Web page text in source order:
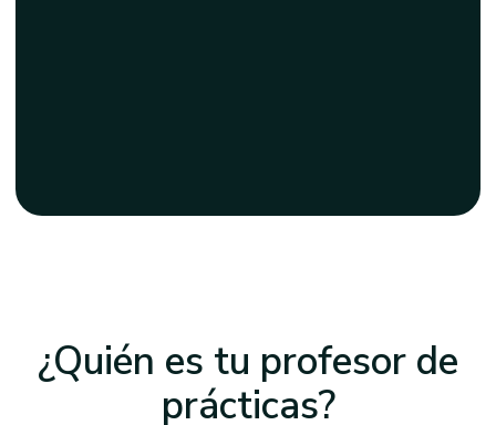
¿Quién es tu profesor de
prácticas?